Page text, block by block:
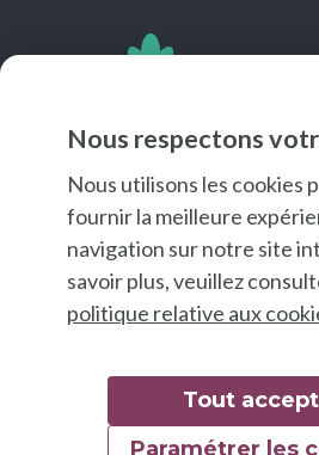
Nous respectons
Nous utilisons les cookies
fournir la meilleure
navigation sur notre site
savoir plus, veuillez
politique relative aux
Tout
Paramétrer les